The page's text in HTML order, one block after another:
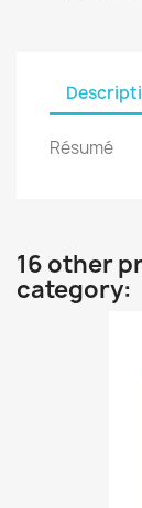
Résumé
16 other
category: